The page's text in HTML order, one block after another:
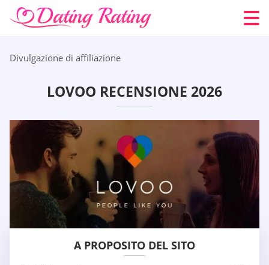
Divulgazione di affiliazione
LOVOO RECENSIONE 2026
A PROPOSITO DEL SITO